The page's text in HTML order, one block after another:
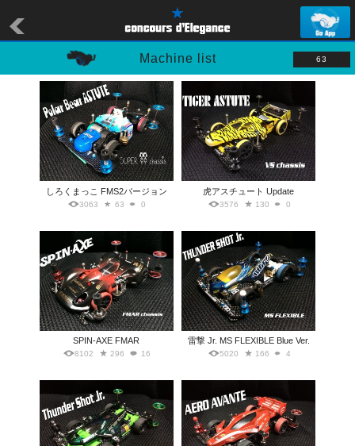
Machine list 63
しろくまっこ FMS2バージョン
3063 63 0
虎アスチュート Update
3576 130 0
SPIN-AXE FMAR
8102 296 16
雷撃 Jr. MS FLEXIBLE Blue Ver.
5020 166 4